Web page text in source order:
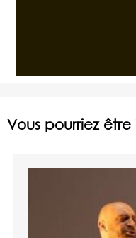
Vous pourriez être